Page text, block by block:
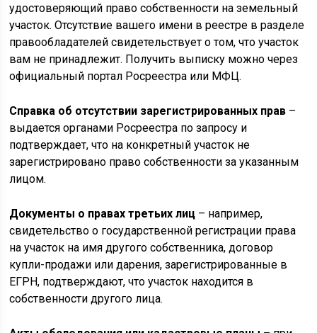
удостоверяющий право собственности на земельный
участок. Отсутствие вашего имени в реестре в разделе
правообладателей свидетельствует о том, что участок
вам не принадлежит. Получить выписку можно через
официальный портал Росреестра или МФЦ.
Справка об отсутствии зарегистрированных прав –
выдается органами Росреестра по запросу и
подтверждает, что на конкретный участок не
зарегистрировано право собственности за указанным
лицом.
Документы о правах третьих лиц – например,
свидетельство о государственной регистрации права
на участок на имя другого собственника, договор
купли-продажи или дарения, зарегистрированные в
ЕГРН, подтверждают, что участок находится в
собственности другого лица.